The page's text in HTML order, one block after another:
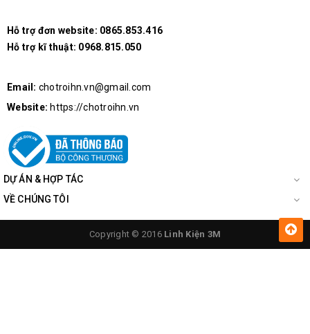
Hỗ trợ đơn website: 0865.853.416
Hỗ trợ kĩ thuật: 0968.815.050
Email: chotroihn.vn@gmail.com
Website: https://chotroihn.vn
DỰ ÁN & HỢP TÁC
VỀ CHÚNG TÔI
Copyright © 2016 Linh Kiện 3M